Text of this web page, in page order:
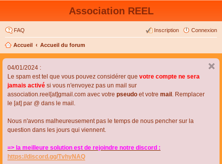
Association REEL
FAQ Connexion
Inscription
Accueil Accueil du forum
04/01/2024 :
Le spam est tel que vous pouvez considérer que votre compte ne sera
jamais activé si vous n'envoyez pas un mail sur
association.reel[at]gmail.com avec votre pseudo et votre mail . Remplacer
le [at] par @ dans le mail.
Nous n'avons malheureusement pas le temps de nous pencher sur la
question dans les jours qui viennent.
=> la meilleure solution est de rejoindre notre discord :
https://discord.gg/TvhyNAQ